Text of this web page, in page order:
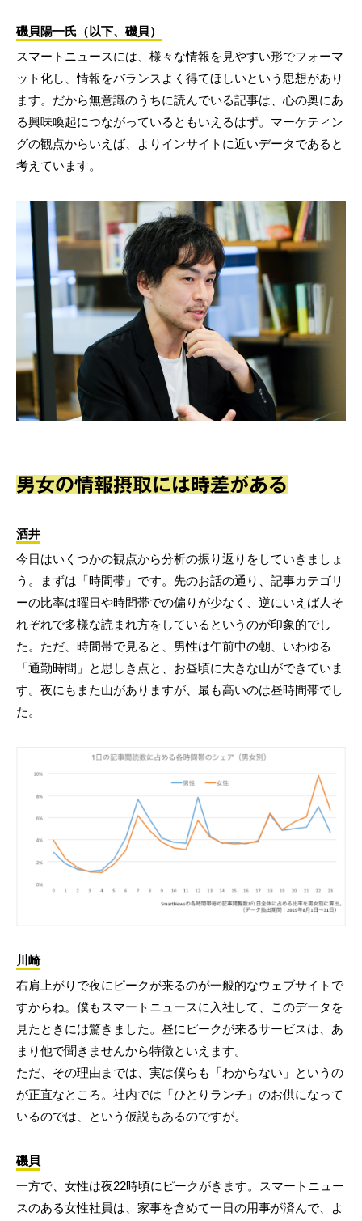
磯貝陽一氏（以下、磯貝）
スマートニュースには、様々な情報を見やすい形でフォーマ
ット化し、情報をバランスよく得てほしいという思想があり
ます。だから無意識のうちに読んでいる記事は、心の奥にあ
る興味喚起につながっているともいえるはず。マーケティン
グの観点からいえば、よりインサイトに近いデータであると
考えています。
男女の情報摂取には時差がある
酒井
今日はいくつかの観点から分析の振り返りをしていきましょ
う。まずは「時間帯」です。先のお話の通り、記事カテゴリ
ーの比率は曜日や時間帯での偏りが少なく、逆にいえば人そ
れぞれで多様な読まれ方をしているというのが印象的でし
た。ただ、時間帯で見ると、男性は午前中の朝、いわゆる
「通勤時間」と思しき点と、お昼頃に大きな山ができていま
す。夜にもまた山がありますが、最も高いのは昼時間帯でし
た。
川崎
右肩上がりで夜にピークが来るのが一般的なウェブサイトで
すからね。僕もスマートニュースに入社して、このデータを
見たときには驚きました。昼にピークが来るサービスは、あ
まり他で聞きませんから特徴といえます。
ただ、その理由までは、実は僕らも「わからない」というの
が正直なところ。社内では「ひとりランチ」のお供になって
いるのでは、という仮説もあるのですが。
磯貝
一方で、女性は夜22時頃にピークがきます。スマートニュー
スのある女性社員は、家事を含めて一日の用事が済んで、よ